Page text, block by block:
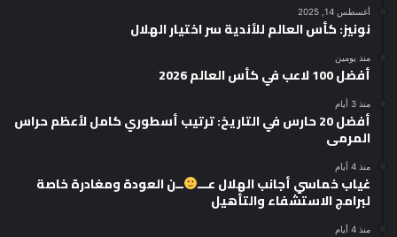
أغسطس 14, 2025
نونيز: كأس العالم للأندية سر اختيار الهلال
منذ يومين
أفضل 100 لاعب في كأس العالم 2026
منذ 3 أيام
أفضل 20 حارس في التاريخ: ترتيب أسطوري كامل لأعظم حراس
المرمى
منذ 4 أيام
غياب خماسي أجانب الهلال عـــ ــن العودة ومغادرة خاصة
لبرامج الاستشفاء والتأهيل
منذ 4 أيام